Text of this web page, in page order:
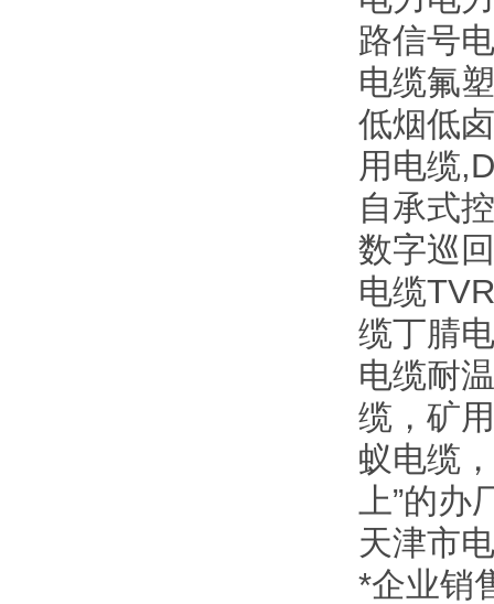
路信号
电缆氟
低烟低
用电缆
自承式
数字巡
电缆
缆丁腈
电缆耐
缆，矿
蚁电缆
上”的
天津市
*企业销